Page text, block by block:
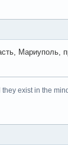
Мариуполь,
exist in the